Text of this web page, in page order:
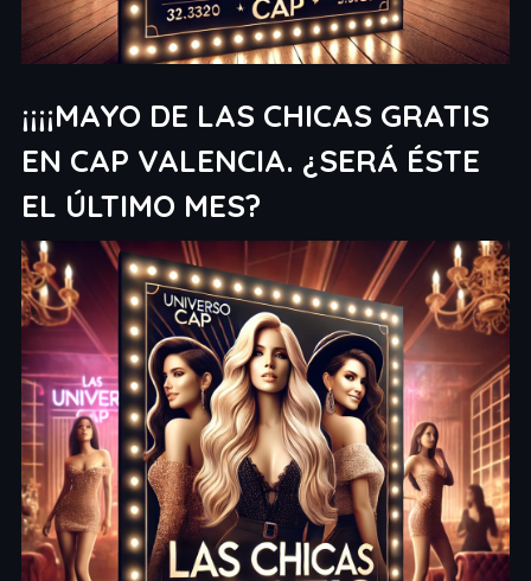
¡¡¡¡MAYO DE LAS CHICAS GRATIS
EN CAP VALENCIA. ¿SERÁ ÉSTE
EL ÚLTIMO MES?